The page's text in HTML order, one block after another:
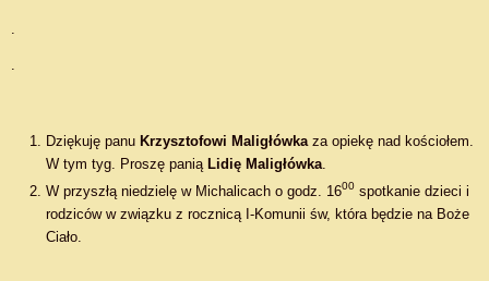
.
.
Dziękuję panu Krzysztofowi Maligłówkaza opiekę nad kościołem.
W tym tyg. Proszę panią Lidię Maligłówka.
W przyszłą niedzielę w Michalicach o godz. 1600spotkanie dzieci i
rodziców w związku z rocznicą I-Komunii św, która będzie na Boże
Ciało.